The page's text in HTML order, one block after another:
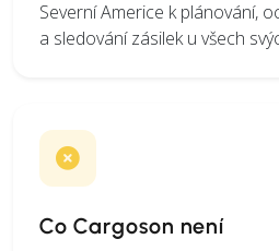
Severní Americe k plánování,
a sledování zásilek u všech
Co Cargoson není